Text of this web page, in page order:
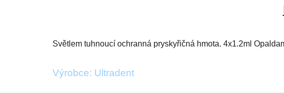
Světlem tuhnoucí ochranná pryskyřičná hmota. 4x1.2ml
Výrobce: Ultradent